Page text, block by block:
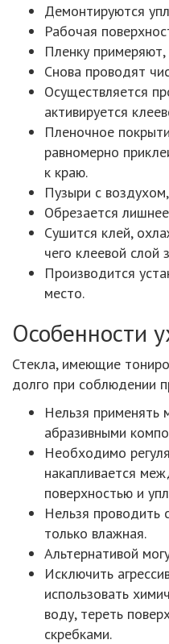
Демонтируются
Рабочая
Пленку
Снова проводят
Осуществляется
активируется
Пленочное
равномерно
к краю.
Пузыри с
Обрезается
Сушится клей,
чего клеевой слой
Производится
место.
Особенности
Стекла, имеющие
долго при соблюдении
Нельзя применять
абразивными
Необходимо
накапливается
поверхностью и
Нельзя проводить
только влажная.
Альтернативой
Исключить
использовать
воду, тереть
скребками.